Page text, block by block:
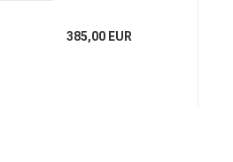
385,00 EUR